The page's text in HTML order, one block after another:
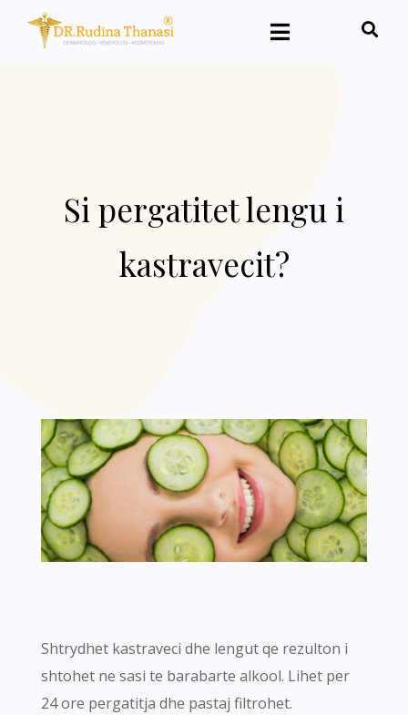
Si pergatitet lengu i
kastravecit?
Shtrydhet kastraveci dhe lengut qe rezulton i
shtohet ne sasi te barabarte alkool. Lihet per
24 ore pergatitja dhe pastaj filtrohet.